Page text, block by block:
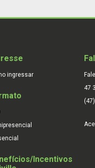
ingressar
Incentivos
47